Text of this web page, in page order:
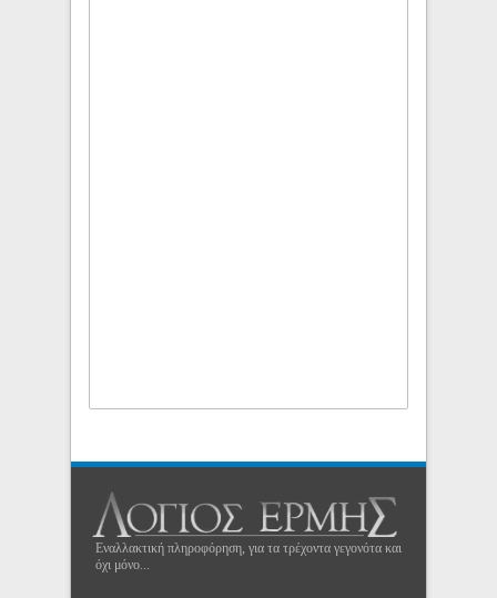
Εναλλακτική πληροφόρηση, για τα τρέχοντα γεγονότα και
όχι μόνο...